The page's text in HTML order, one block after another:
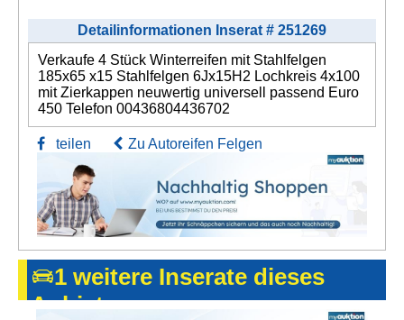
Detailinformationen Inserat # 251269
Verkaufe 4 Stück Winterreifen mit Stahlfelgen
185x65 x15 Stahlfelgen 6Jx15H2 Lochkreis 4x100
mit Zierkappen neuwertig universell passend Euro
450 Telefon 00436804436702
teilen Zu Autoreifen Felgen
1 weitere Inserate dieses
Anbieters